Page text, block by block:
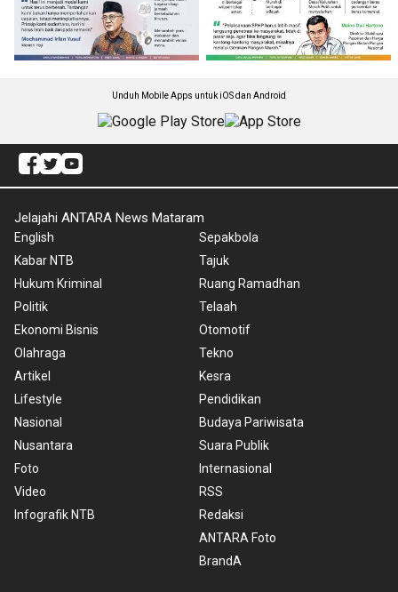
Unduh Mobile Apps untuk iOS dan Android
Jelajahi ANTARA News Mataram
English
Kabar NTB
Hukum Kriminal
Politik
Ekonomi Bisnis
Olahraga
Artikel
Lifestyle
Nasional
Nusantara
Foto
Video
Infografik NTB
Sepakbola
Tajuk
Ruang Ramadhan
Telaah
Otomotif
Tekno
Kesra
Pendidikan
Budaya Pariwisata
Suara Publik
Internasional
RSS
Redaksi
ANTARA Foto
BrandA